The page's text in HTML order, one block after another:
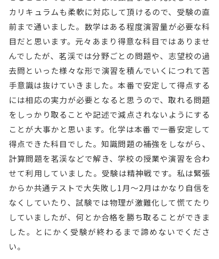
カリキュラムも柔軟に対応して頂けるので、受験の直
前まで通いました。数学はある程度演習量が必要な科
目だと思います。元々あまり得意な科目ではありませ
んでしたが、茗渓では分野ごとの問題や、志望校の過
去問といった様々な形で演習を積んでいくにつれて苦
手意識は抜けていきました。本番で安定して得点する
には相応の実力が必要となると思うので、取れる問題
をしっかり取ることや記述で減点されないようにする
ことが大事かと思います。化学は本番で一番安定して
得点できた科目でした。知識問題の補強をしながら、
計算問題を茗渓などで解き、学校の授業や演習を合わ
せて利用していました。受験は精神戦です。私は緊張
からか共通テストで大失敗し1月～2月はかなり自信を
なくしていたり、試験では物理が激難化して慌てたり
していましたが、何とか合格を勝ち取ることができま
した。とにかく受験が終わるまで諦めないでくださ
い。